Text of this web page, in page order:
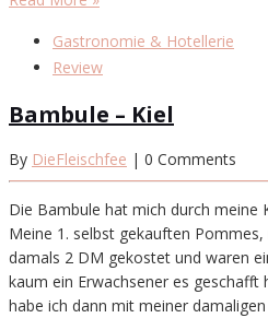
Gastronomie & Hotellerie
Review
Bambule – Kiel
By DieFleischfee | 0 Comments
Die Bambule hat mich durch meine
Meine 1. selbst gekauften
damals 2 DM gekostet und waren
kaum ein Erwachsener es geschafft
habe ich dann mit meiner